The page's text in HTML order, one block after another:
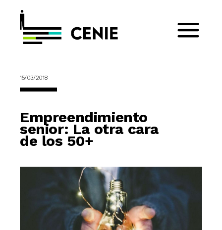
15/03/2018
Empreendimiento
senior: La otra cara
de los 50+